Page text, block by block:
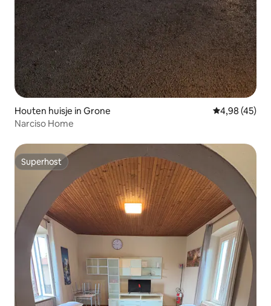
Houten huisje in Grone Gemiddelde
4,98 (45)
Narciso Home
Superhost
Superhost